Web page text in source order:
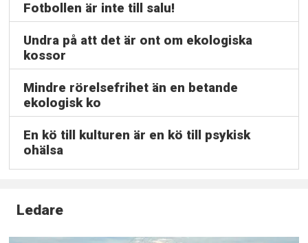
Fotbollen är inte till salu!
Undra på att det är ont om ekologiska
kossor
Mindre rörelsefrihet än en betande
ekologisk ko
En kö till kulturen är en kö till psykisk
ohälsa
Ledare